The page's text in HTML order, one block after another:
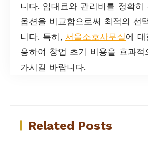
니다. 임대료와 관리비를 정확히
옵션을 비교함으로써 최적의 선
니다. 특히, 서울소호사무실에
용하여 창업 초기 비용을 효과
가시길 바랍니다.
Related Posts